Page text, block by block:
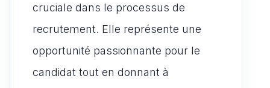
cruciale dans le processus de
recrutement. Elle représente une
opportunité passionnante pour le
candidat tout en donnant à